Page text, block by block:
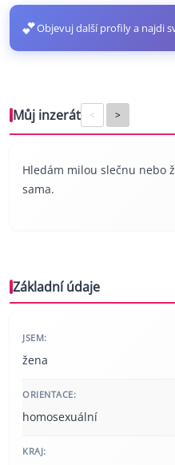
💕Objevuj další profily a najdi
Můj inzerát < >
Hledám milou slečnu nebo
sama.
Základní údaje
JSEM:
žena
ORIENTACE:
homosexuální
KRAJ: